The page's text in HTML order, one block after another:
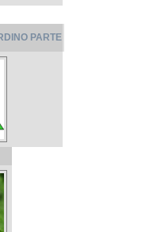
PARTE